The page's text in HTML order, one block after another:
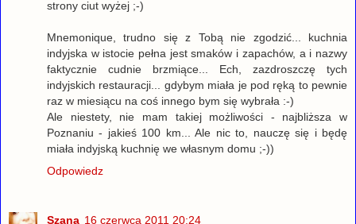
strony ciut wyżej ;-)
Mnemonique, trudno się z Tobą nie zgodzić... kuchnia
indyjska w istocie pełna jest smaków i zapachów, a i nazwy
faktycznie cudnie brzmiące... Ech, zazdroszczę tych
indyjskich restauracji... gdybym miała je pod ręką to pewnie
raz w miesiącu na coś innego bym się wybrała :-)
Ale niestety, nie mam takiej możliwości - najbliższa w
Poznaniu - jakieś 100 km... Ale nic to, nauczę się i będę
miała indyjską kuchnię we własnym domu ;-))
Odpowiedz
Szana 16 czerwca 2011 20:24